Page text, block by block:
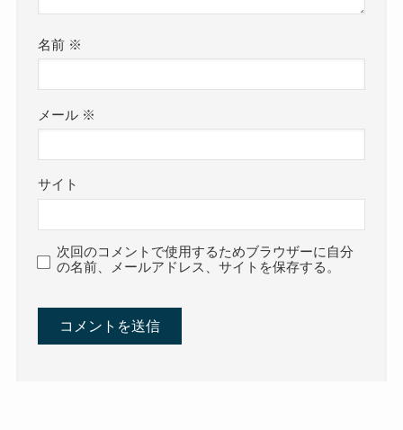
名前 ※
メール ※
サイト
次回のコメントで使用するためブラウザーに自分
の名前、メールアドレス、サイトを保存する。